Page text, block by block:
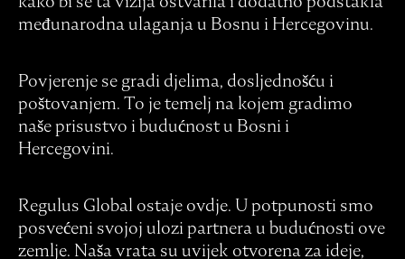
međunarodna ulaganja u Bosnu i Hercegovinu.
Povjerenje se gradi djelima, dosljednošću i
poštovanjem. To je temelj na kojem gradimo
naše prisustvo i budućnost u Bosni i
Hercegovini.
Regulus Global ostaje ovdje. U potpunosti smo
posvećeni svojoj ulozi partnera u budućnosti ove
zemlje. Naša vrata su uvijek otvorena za ideje,